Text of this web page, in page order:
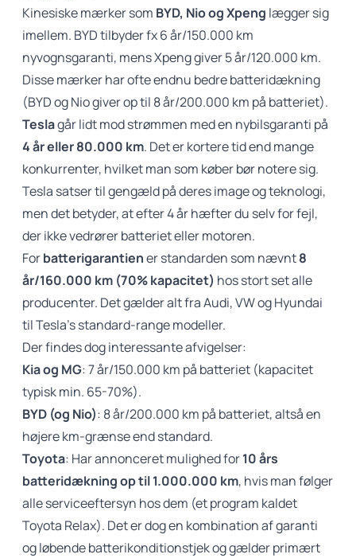
Kinesiske mærker som BYD, Nio og Xpeng lægger sig
imellem. BYD tilbyder fx 6 år/150.000 km
nyvognsgaranti, mens Xpeng giver 5 år/120.000 km.
Disse mærker har ofte endnu bedre batteridækning
(BYD og Nio giver op til 8 år/200.000 km på batteriet).
Teslagår lidt mod strømmen med en nybilsgaranti på
4 år eller 80.000 km. Det er kortere tid end mange
konkurrenter, hvilket man som køber bør notere sig.
Tesla satser til gengæld på deres image og teknologi,
men det betyder, at efter 4 år hæfter du selv for fejl,
der ikke vedrører batteriet eller motoren.
Forbatterigarantiener standarden som nævnt8
år/160.000 km (70% kapacitet) hos stort set alle
producenter. Det gælder alt fra Audi, VW og Hyundai
til Tesla’s standard-range modeller.
Der findes dog interessante afvigelser:
Kia og MG: 7 år/150.000 km på batteriet (kapacitet
typisk min. 65-70%).
BYD (og Nio): 8 år/200.000 km på batteriet, altså en
højere km-grænse end standard.
Toyota: Har annonceret mulighed for10 års
batteridækning op til 1.000.000 km, hvis man følger
alle serviceeftersyn hos dem (et program kaldet
Toyota Relax). Det er dog en kombination af garanti
og løbende batterikonditionstjek og gælder primært